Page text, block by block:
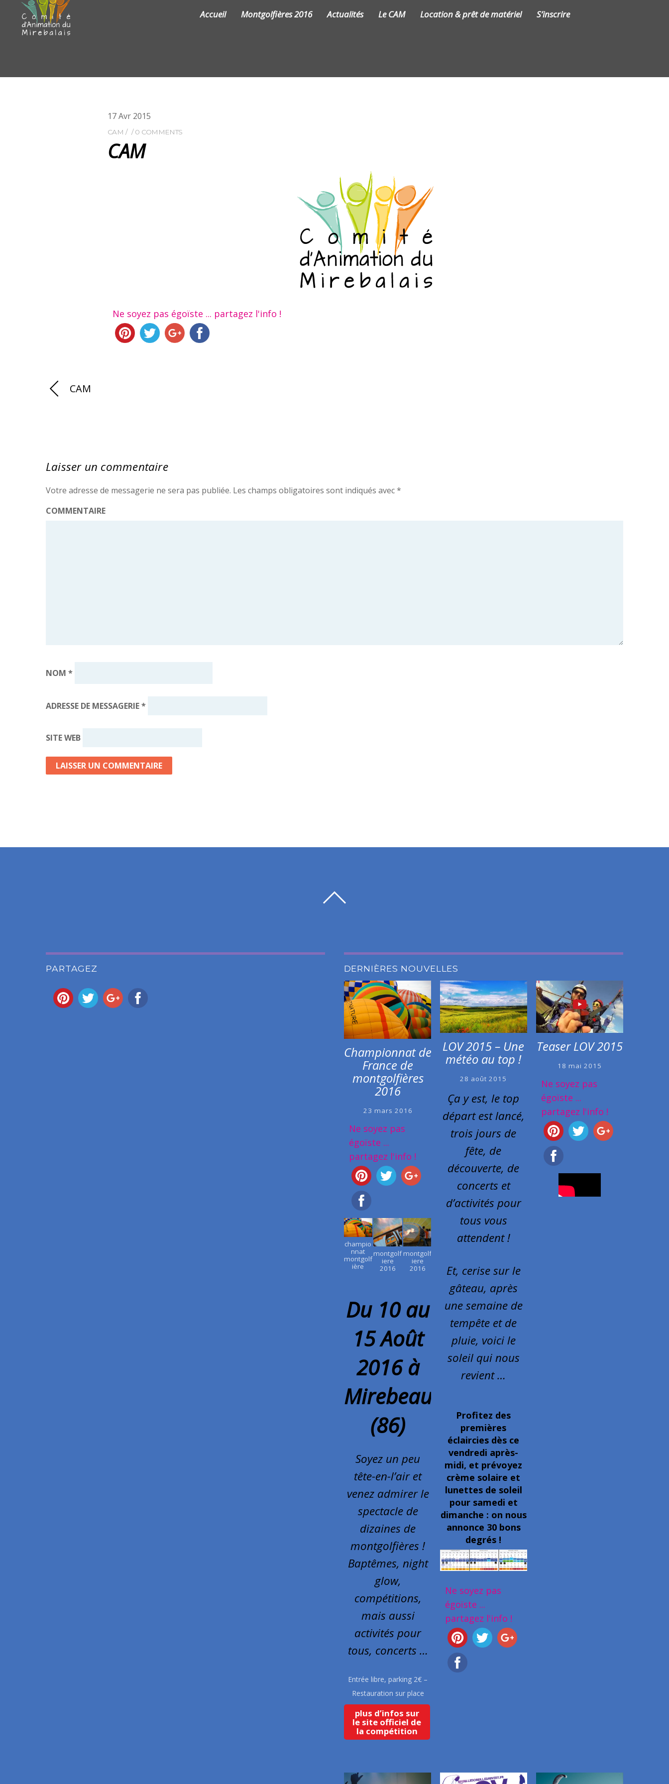
Accueil Montgolfières 2016 Actualités Le CAM Location & prêt de matériel S’inscrire
17Avr 2015
CAM 0 COMMENTS
CAM
Ne soyez pas égoïste ... partagez l'info !
CAM
Laisser un commentaire
Votre adresse de messagerie ne sera pas publiée. Les champs obligatoires sont indiqués avec*
COMMENTAIRE
NOM *
ADRESSE DE MESSAGERIE*
SITE WEB
PARTAGEZ DERNIÈRES NOUVELLES
Championnat de
France de
montgolfières
2016
23 mars 2016
Ne soyez pas
égoïste ...
partagez l'info !
champio
nnat
montgolf
ière
montgolf
iere
2016
montgolf
iere
2016
Du 10 au
15 Août
2016 à
Mirebeau
(86)
Soyez un peu
tête-en-l’air et
venez admirer le
spectacle de
dizaines de
montgolfières !
Baptêmes, night
glow,
compétitions,
mais aussi
activités pour
tous, concerts …
Entrée libre, parking 2€ –
Restauration sur place
plus d’infos sur
le site officiel de
la compétition
LOV 2015 – Une
météo au top !
28 août 2015
Ça y est, le top
départ est lancé,
trois jours de
fête, de
découverte, de
concerts et
d’activités pour
tous vous
attendent !
Et, cerise sur le
gâteau, après
une semaine de
tempête et de
pluie, voici le
soleil qui nous
revient …
Profitez des
premières
éclaircies dès ce
vendredi après-
midi, et prévoyez
crème solaire et
lunettes de soleil
pour samedi et
dimanche : on nous
annonce 30 bons
degrés !
Ne soyez pas
égoïste ...
partagez l'info !
Teaser LOV 2015
18 mai 2015
Ne soyez pas
égoïste ...
partagez l'info !